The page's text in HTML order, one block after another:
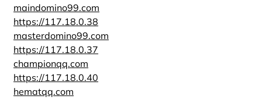
maindomino99.com
https://117.18.0.38
masterdomino99.com
https://117.18.0.37
championqq.com
https://117.18.0.40
hematqq.com